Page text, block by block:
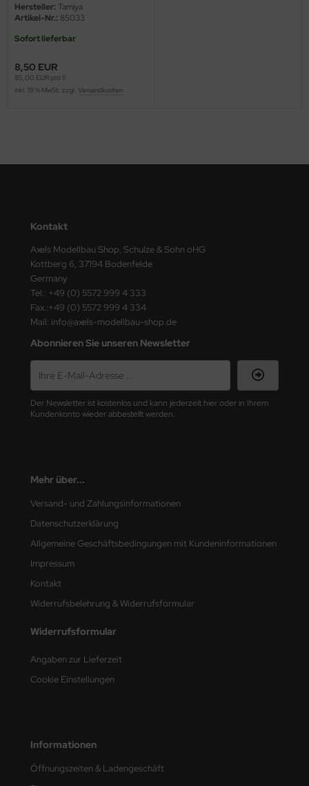
Hersteller: Tamiya
Artikel-Nr.: 85033
Sofort lieferbar
8,50 EUR
85,00 EUR pro 1l
inkl. 19 % MwSt. zzgl. Versandkosten
Kontakt
Axels Modellbau Shop, Schulze & Sohn oHG
Kottberg 6, 37194 Bodenfelde
Germany
Tel.: +49 (0) 5572 999 4 333
Fax.:+49 (0) 5572 999 4 334
Mail: info@axels-modellbau-shop.de
Abonnieren Sie unseren Newsletter
Der Newsletter ist kostenlos und kann jederzeit hier oder in Ihrem
Kundenkonto wieder abbestellt werden.
Mehr über...
Versand- und Zahlungsinformationen
Datenschutzerklärung
Allgemeine Geschäftsbedingungen mit Kundeninformationen
Impressum
Kontakt
Widerrufsbelehrung & Widerrufsformular
Widerrufsformular
Angaben zur Lieferzeit
Cookie Einstellungen
Informationen
Öffnungszeiten & Ladengeschäft
Hobby
Hobby / Gunze Sangyo
Hobby
Hobbies
Nunu
Lights
Model
Model
Kits
Hobby